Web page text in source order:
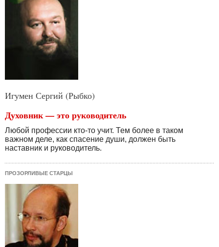
Игумен Сергий (Рыбко)
Духовник — это руководитель
Любой профессии кто-то учит. Тем более в таком
важном деле, как спасение души, должен быть
наставник и руководитель.
ПРОЗОРЛИВЫЕ СТАРЦЫ